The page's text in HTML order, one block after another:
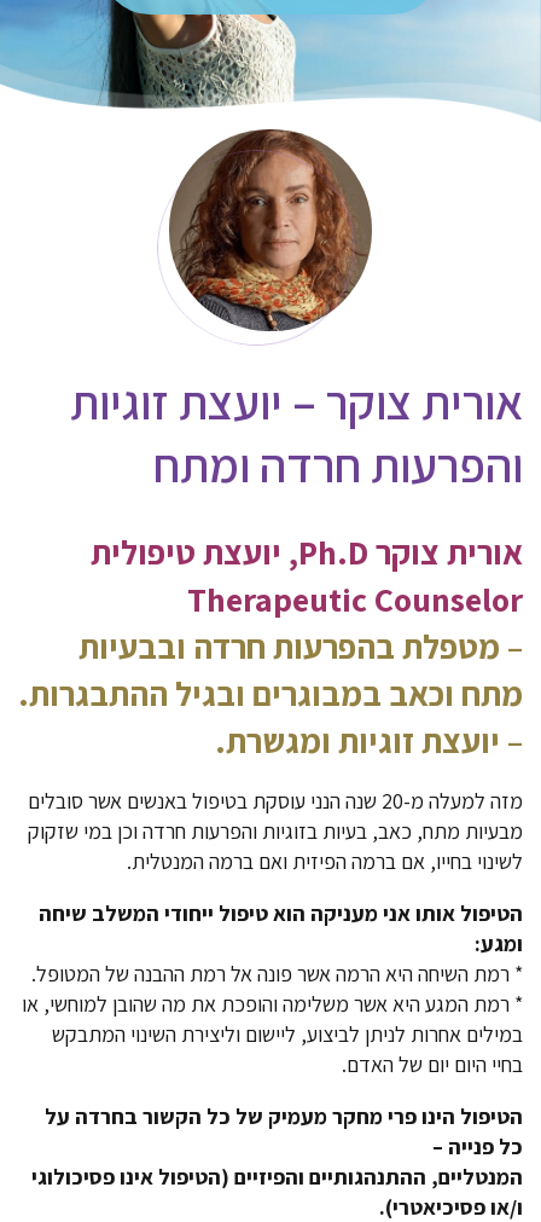
אורית צוקר – יועצת זוגיות
והפרעות חרדה ומתח
אורית צוקר Ph.D, יועצת טיפולית
Therapeutic Counselor
– מטפלת בהפרעות חרדה ובבעיות
מתח וכאב במבוגרים ובגיל ההתבגרות.
– יועצת זוגיות ומגשרת.
מזה למעלה מ-20 שנה הנני עוסקת בטיפול באנשים אשר סובלים
מבעיות מתח, כאב, בעיות בזוגיות והפרעות חרדה וכן במי שזקוק
לשינוי בחייו, אם ברמה הפיזית ואם ברמה המנטלית.
הטיפול אותו אני מעניקה הוא טיפול ייחודי המשלב שיחה
ומגע:
* רמת השיחה היא הרמה אשר פונה אל רמת ההבנה של המטופל.
* רמת המגע היא אשר משלימה והופכת את מה שהובן למוחשי, או
במילים אחרות לניתן לביצוע, ליישום וליצירת השינוי המתבקש
בחיי היום יום של האדם.
הטיפול הינו פרי מחקר מעמיק של כל הקשור בחרדה על
כל פנייה –
המנטליים, ההתנהגותיים והפיזיים (הטיפול אינו פסיכולוגי
ו/או פסיכיאטרי).